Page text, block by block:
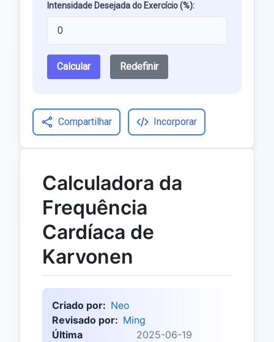
Intensidade Desejada do Exercício (%):
Calcular Redefinir
Compartilhar Incorporar
Calculadora da
Frequência
Cardíaca de
Karvonen
Criado por: Neo
Revisado por: Ming
Última
2025-06-19